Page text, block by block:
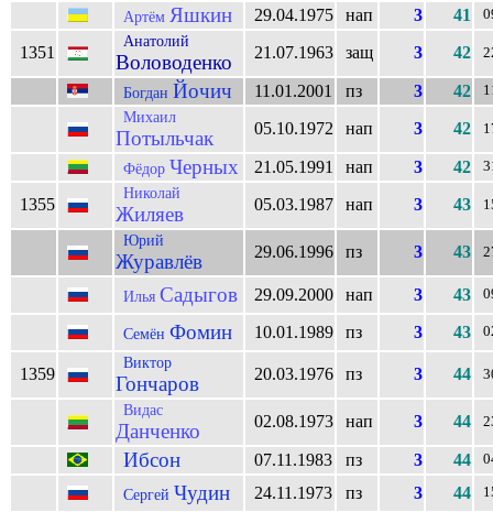
Артём Яшкин 29.04.1975 нап 3 41
1351
Анатолий
Воловоденко 21.07.1963 защ 3 42
Богдан Йочич 11.01.2001 пз 3 42
Михаил
Потыльчак 05.10.1972 нап 3 42
Фёдор Черных 21.05.1991 нап 3 42
1355
Николай
Жиляев 05.03.1987 нап 3 43
Юрий
Журавлёв 29.06.1996 пз 3 43
Илья Садыгов 29.09.2000 нап 3 43
Семён Фомин 10.01.1989 пз 3 43
1359
Виктор
Гончаров 20.03.1976 пз 3 44
Видас
Данченко 02.08.1973 нап 3 44
Ибсон 07.11.1983 пз 3 44
Сергей Чудин 24.11.1973 пз 3 44